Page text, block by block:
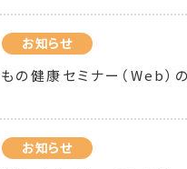
お知らせ
の健康セミナー（Web）
お知らせ